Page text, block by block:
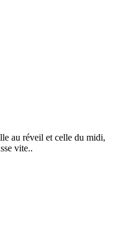
au réveil et celle du midi,
vite..